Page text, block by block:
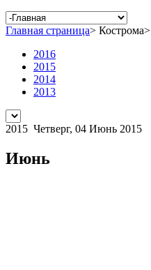
Главная страница> Кострома>
2016
2015
2014
2013
2015 Четверг, 04 Июнь 2015
Июнь